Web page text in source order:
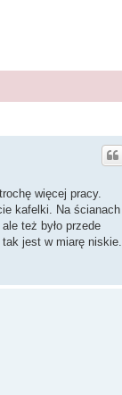
więcej pracy.
kafelki. Na ścianach
też było przede
jest w miarę niskie.